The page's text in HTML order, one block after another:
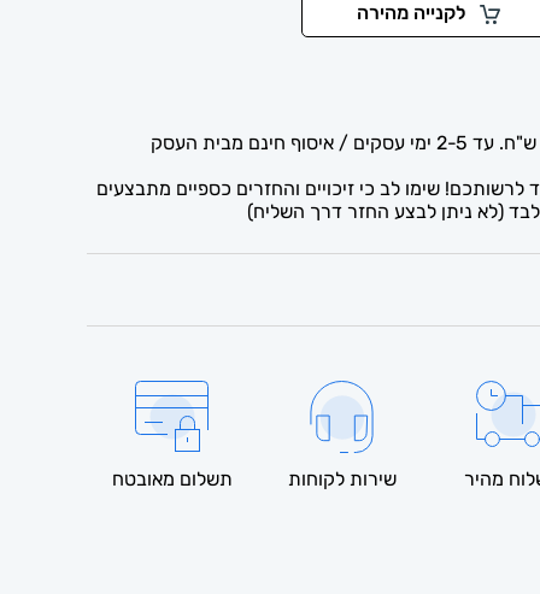
לקנייה מהירה
לרשותכם! שימו לב כי זיכויים והחזרים כספיים מתבצעים
(לא ניתן לבצע החזר דרך השליח)
מהיר שירות לקוחות תשלום מאובטח